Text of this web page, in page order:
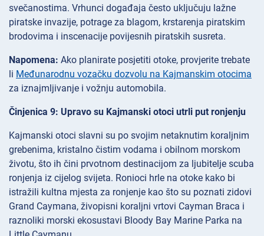
svečanostima. Vrhunci događaja često uključuju lažne
piratske invazije, potrage za blagom, krstarenja piratskim
brodovima i inscenacije povijesnih piratskih susreta.
Napomena: Ako planirate posjetiti otoke, provjerite trebate
li Međunarodnu vozačku dozvolu na Kajmanskim otocima
za iznajmljivanje i vožnju automobila.
Činjenica 9: Upravo su Kajmanski otoci utrli put ronjenju
Kajmanski otoci slavni su po svojim netaknutim koraljnim
grebenima, kristalno čistim vodama i obilnom morskom
životu, što ih čini prvotnom destinacijom za ljubitelje scuba
ronjenja iz cijelog svijeta. Ronioci hrlе na otoke kako bi
istražili kultna mjesta za ronjenje kao što su poznati zidovi
Grand Caymana, živopisni koraljni vrtovi Cayman Braca i
raznoliki morski ekosustavi Bloody Bay Marine Parka na